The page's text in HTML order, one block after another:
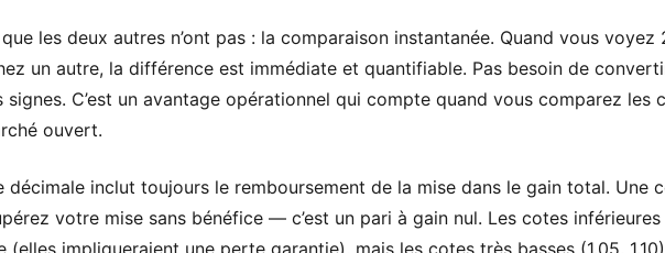
les deux autres n’ont pas : la comparaison instantanée. Quand vous voyez
un autre, la différence est immédiate et quantifiable. Pas besoin de
C’est un avantage opérationnel qui compte quand vous comparez les
ouvert.
inclut toujours le remboursement de la mise dans le gain total. Une
votre mise sans bénéfice — c’est un pari à gain nul. Les cotes inférieures
(elles impliqueraient une perte garantie), mais les cotes très basses (1.05, 1.10)